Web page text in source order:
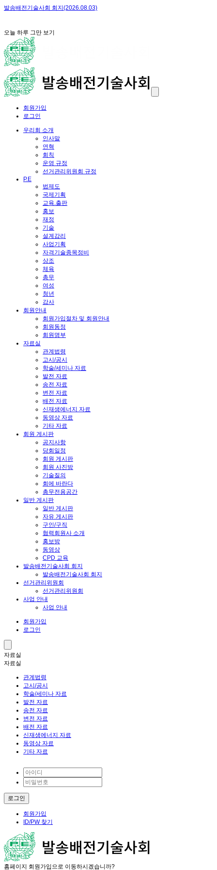
발송배전기술사회 회지(2026.08.03)
오늘 하루 그만 보기
회원가입
로그인
우리회 소개
인사말
연혁
회칙
운영 규정
선거관리위원회 규정
P.E
법제도
국제기획
교육.출판
홍보
재정
기술
설계감리
사업기획
자격기술종목정비
상조
체육
총무
여성
청년
감사
회원안내
회원가입절차 및 회원안내
회원동정
회원명부
자료실
관계법령
고시/공시
학술/세미나 자료
발전 자료
송전 자료
변전 자료
배전 자료
신재생에너지 자료
동영상 자료
기타 자료
회원 게시판
공지사항
당회일정
회원 게시판
회원 사진방
기술질의
회에 바란다
총무전용공간
일반 게시판
일반 게시판
자유 게시판
구인/구직
협력회원사 소개
홍보방
동영상
CPD 교육
발송배전기술사회 회지
발송배전기술사회 회지
선거관리위원회
선거관리위원회
사업 안내
사업 안내
회원가입
로그인
자료실
자료실
관계법령
고시/공시
학술/세미나 자료
발전 자료
송전 자료
변전 자료
배전 자료
신재생에너지 자료
동영상 자료
기타 자료
회원가입
ID/PW 찾기
홈페이지 회원가입으로 이동하시겠습니까?